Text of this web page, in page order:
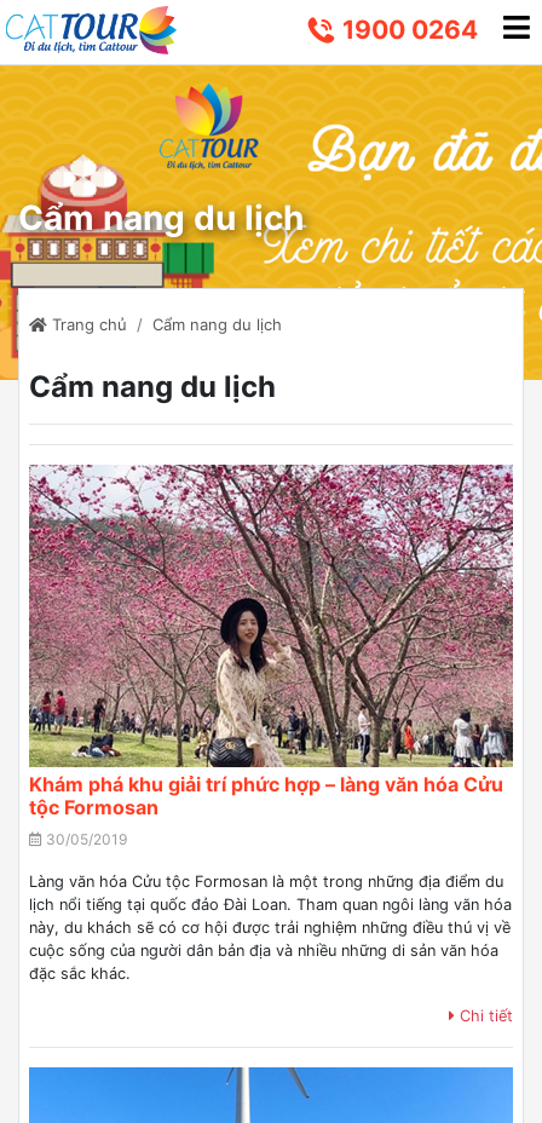
1900 0264
Cẩm nang du lịch
Trang chủ Cẩm nang du lịch
Cẩm nang du lịch
Khám phá khu giải trí phức hợp – làng văn hóa Cửu
tộc Formosan
30/05/2019
Làng văn hóa Cửu tộc Formosan là một trong những địa điểm du
lịch nổi tiếng tại quốc đảo Đài Loan. Tham quan ngôi làng văn hóa
này, du khách sẽ có cơ hội được trải nghiệm những điều thú vị về
cuộc sống của người dân bản địa và nhiều những di sản văn hóa
đặc sắc khác.
Chi tiết